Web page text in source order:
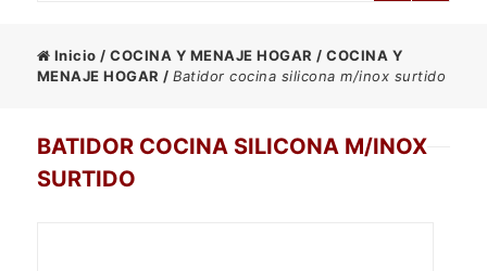
Inicio /COCINA Y MENAJE HOGAR /COCINA Y
MENAJE HOGAR /Batidor cocina silicona m/inox surtido
BATIDOR COCINA SILICONA M/INOX
SURTIDO